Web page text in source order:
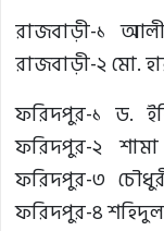
রাজবাড়ী-১
রাজবাড়ী-২ মো.
ফরিদপুর-১ ড.
ফরিদপুর-২
ফরিদপুর-৩
ফরিদপুর-৪